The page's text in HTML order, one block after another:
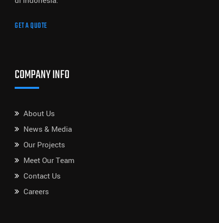
GET A QUOTE
COMPANY INFO
About Us
News & Media
Our Projects
Meet Our Team
Contact Us
Careers